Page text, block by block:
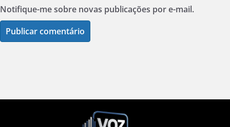
Notifique-me sobre novas publicações por e-mail.